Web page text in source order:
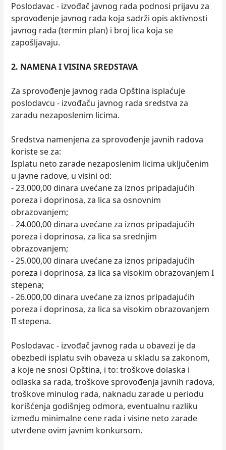
Poslodavac - izvođač javnog rada podnosi prijavu za
sprovođenje javnog rada koja sadrži opis aktivnosti
javnog rada (termin plan) i broj lica koja se
zapošljavaju.
2. NAMENA I VISINA SREDSTAVA
Za sprovođenje javnog rada Opština isplaćuje
poslodavcu - izvođaču javnog rada sredstva za
zaradu nezaposlenim licima.
Sredstva namenjena za sprovođenje javnih radova
koriste se za:
Isplatu neto zarade nezaposlenim licima uključenim
u javne radove, u visini od:
- 23.000,00 dinara uvećane za iznos pripadajućih
poreza i doprinosa, za lica sa osnovnim
obrazovanjem;
- 24.000,00 dinara uvećane za iznos pripadajućih
poreza i doprinosa, za lica sa srednjim
obrazovanjem;
- 25.000,00 dinara uvećane za iznos pripadajućih
poreza i doprinosa, za lica sa visokim obrazovanjem I
stepena;
- 26.000,00 dinara uvećane za iznos pripadajućih
poreza i doprinosa, za lica sa visokim obrazovanjem
II stepena.
Poslodavac - izvođač javnog rada u obavezi je da
obezbedi isplatu svih obaveza u skladu sa zakonom,
a koje ne snosi Opština, i to: troškove dolaska i
odlaska sa rada, troškove sprovođenja javnih radova,
troškove minulog rada, naknadu zarade u periodu
korišćenja godišnjeg odmora, eventualnu razliku
između minimalne cene rada i visine neto zarade
utvrđene ovim javnim konkursom.